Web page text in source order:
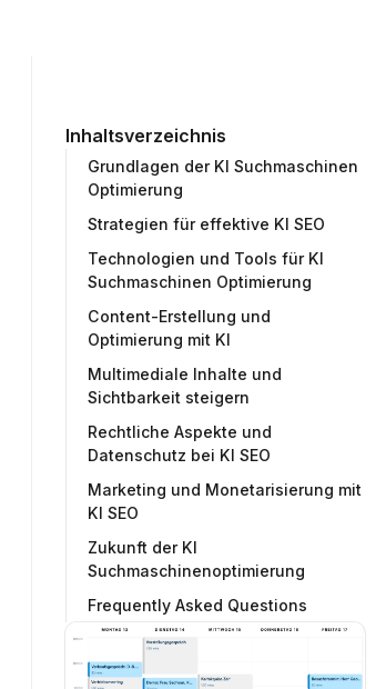
Inhaltsverzeichnis
Grundlagen der KI Suchmaschinen
Optimierung
Strategien für effektive KI SEO
Technologien und Tools für KI
Suchmaschinen Optimierung
Content-Erstellung und
Optimierung mit KI
Multimediale Inhalte und
Sichtbarkeit steigern
Rechtliche Aspekte und
Datenschutz bei KI SEO
Marketing und Monetarisierung mit
KI SEO
Zukunft der KI
Suchmaschinenoptimierung
Frequently Asked Questions